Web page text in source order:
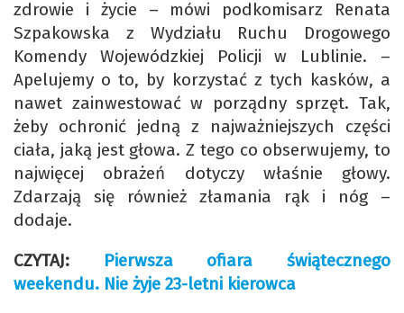
zdrowie i życie – mówi podkomisarz Renata
Szpakowska z Wydziału Ruchu Drogowego
Komendy Wojewódzkiej Policji w Lublinie. –
Apelujemy o to, by korzystać z tych kasków, a
nawet zainwestować w porządny sprzęt. Tak,
żeby ochronić jedną z najważniejszych części
ciała, jaką jest głowa. Z tego co obserwujemy, to
najwięcej obrażeń dotyczy właśnie głowy.
Zdarzają się również złamania rąk i nóg –
dodaje.
CZYTAJ:
Pierwsza ofiara świątecznego
weekendu. Nie żyje 23-letni kierowca